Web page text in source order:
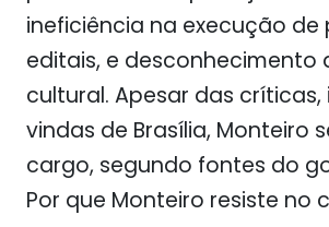
ineficiência na execução de
editais, e desconhecimento
cultural. Apesar das críticas,
vindas de Brasília, Monteiro
cargo, segundo fontes do
Por que Monteiro resiste no